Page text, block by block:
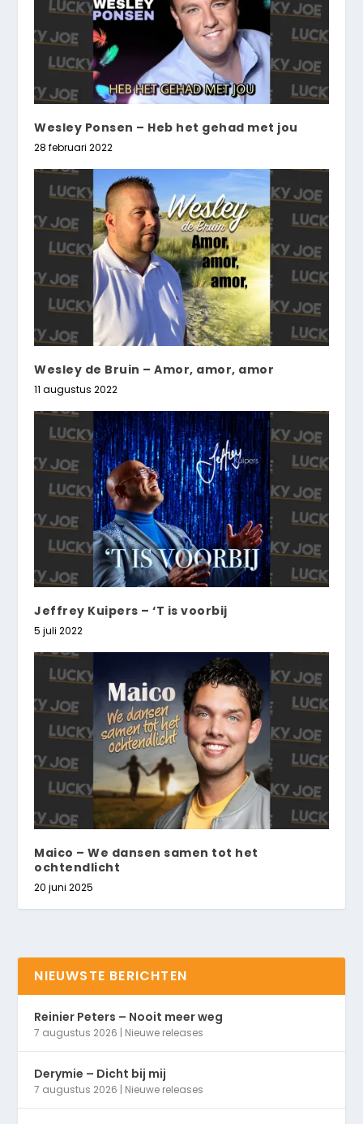
Wesley Ponsen – Heb het gehad met jou
28 februari 2022
Wesley de Bruin – Amor, amor, amor
11 augustus 2022
Jeffrey Kuipers – ‘T is voorbij
5 juli 2022
Maico – We dansen samen tot het
ochtendlicht
20 juni 2025
NIEUWSTE BERICHTEN
Reinier Peters – Nooit meer weg
7 augustus 2026 | Nieuwe releases
Derymie – Dicht bij mij
7 augustus 2026 | Nieuwe releases